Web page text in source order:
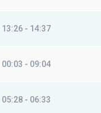
13:26 - 14:37
00:03 - 09:04
05:28 - 06:33